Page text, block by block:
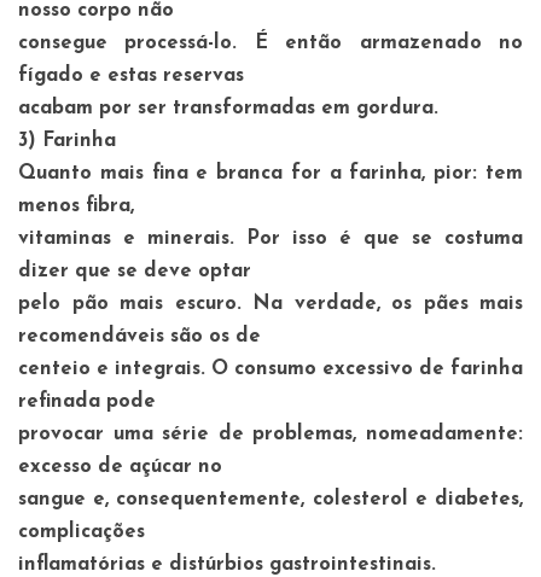
nosso corpo não
consegue processá-lo. É então armazenado no
fígado e estas reservas
acabam por ser transformadas em gordura.
3) Farinha
Quanto mais fina e branca for a farinha, pior: tem
menos fibra,
vitaminas e minerais. Por isso é que se costuma
dizer que se deve optar
pelo pão mais escuro. Na verdade, os pães mais
recomendáveis são os de
centeio e integrais. O consumo excessivo de farinha
refinada pode
provocar uma série de problemas, nomeadamente:
excesso de açúcar no
sangue e, consequentemente, colesterol e diabetes,
complicações
inflamatórias e distúrbios gastrointestinais.